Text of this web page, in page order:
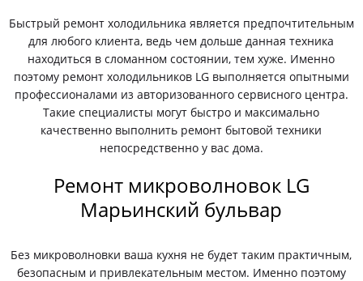
Быстрый ремонт холодильника является предпочтительным
для любого клиента, ведь чем дольше данная техника
находиться в сломанном состоянии, тем хуже. Именно
поэтому ремонт холодильников LG выполняется опытными
профессионалами из авторизованного сервисного центра.
Такие специалисты могут быстро и максимально
качественно выполнить ремонт бытовой техники
непосредственно у вас дома.
Ремонт микроволновок LG
Марьинский бульвар
Без микроволновки ваша кухня не будет таким практичным,
безопасным и привлекательным местом. Именно поэтому